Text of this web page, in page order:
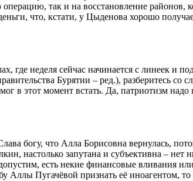
так и на восстановление
что, кстати, у Цыденова хорошо
где неделя сейчас начинается с линеек и
Бурятии – ред.), разберитесь со
в этот момент встать. Да, патриотизм надо
богу, что Алла Борисовна вернулась,
настолько запутана и субъективна – нет
есть некие финансовые вливания
Пугачёвой признать её иноагентом, то